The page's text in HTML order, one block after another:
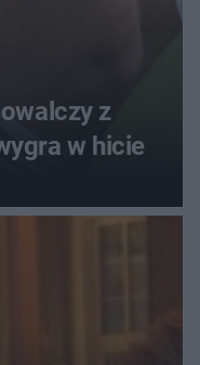
z
w hicie